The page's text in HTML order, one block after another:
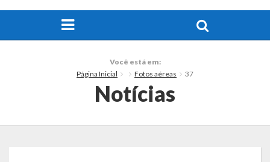
Você está em:
Página Inicial
Fotos aéreas 37
Notícias